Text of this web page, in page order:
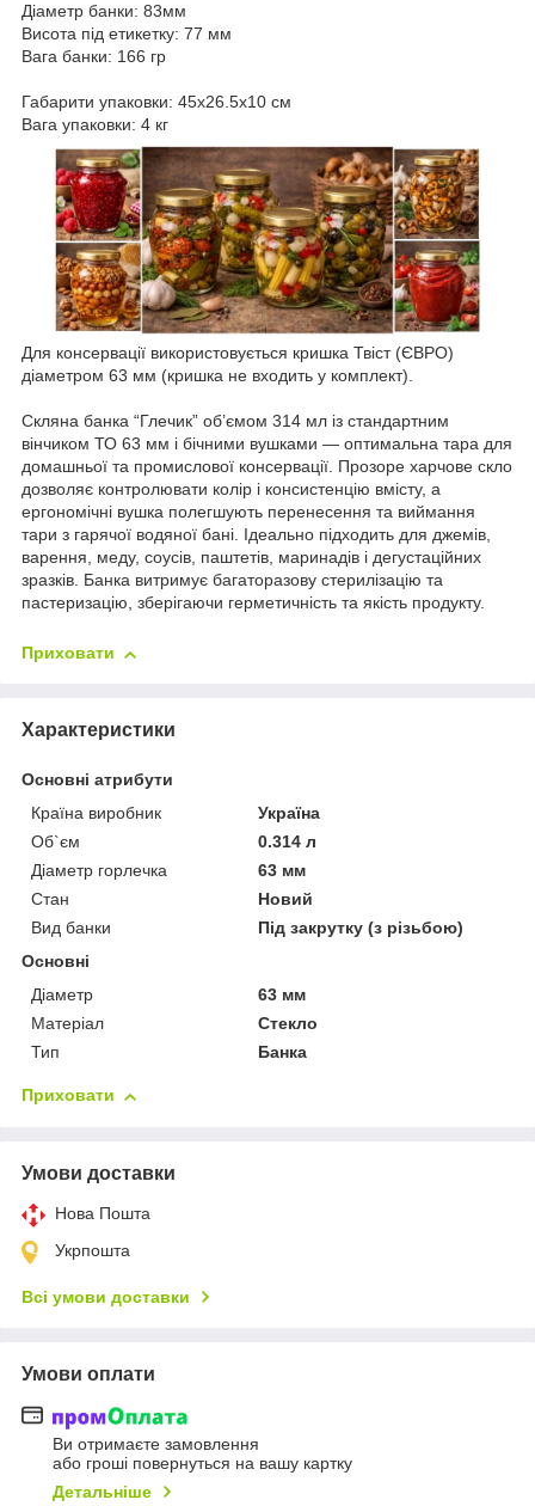
Діаметр банки: 83мм
Висота під етикетку: 77 мм
Вага банки: 166 гр
Габарити упаковки: 45х26.5х10 см
Вага упаковки: 4 кг
Для консервації використовується кришка Твіст (ЄВРО)
діаметром 63 мм (кришка не входить у комплект).
Скляна банка “Глечик” об’ємом 314 мл із стандартним
вінчиком ТО 63 мм і бічними вушками — оптимальна тара для
домашньої та промислової консервації. Прозоре харчове скло
дозволяє контролювати колір і консистенцію вмісту, а
ергономічні вушка полегшують перенесення та виймання
тари з гарячої водяної бані. Ідеально підходить для джемів,
варення, меду, соусів, паштетів, маринадів і дегустаційних
зразків. Банка витримує багаторазову стерилізацію та
пастеризацію, зберігаючи герметичність та якість продукту.
Приховати
Характеристики
Основні атрибути
Країна виробник
Україна
Об`єм
0.314 л
Діаметр горлечка
63 мм
Стан
Новий
Вид банки
Під закрутку (з різьбою)
Основні
Діаметр
63 мм
Матеріал
Стекло
Тип
Банка
Приховати
Умови доставки
Нова Пошта
Укрпошта
Всі умови доставки
Умови оплати
Ви отримаєте замовлення
або гроші повернуться на вашу картку
Детальніше